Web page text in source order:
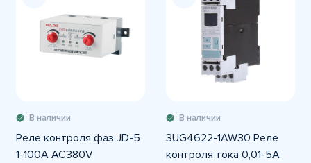
В наличии
Реле контроля фаз JD-5
1-100A AC380V
В наличии
3UG4622-1AW30 Реле
контроля тока 0,01-5А